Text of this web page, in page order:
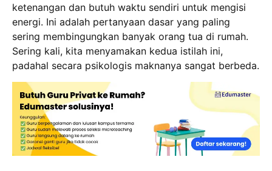
ketenangan dan butuh waktu sendiri untuk mengisi
energi. Ini adalah pertanyaan dasar yang paling
sering membingungkan banyak orang tua di rumah.
Sering kali, kita menyamakan kedua istilah ini,
padahal secara psikologis maknanya sangat berbeda.